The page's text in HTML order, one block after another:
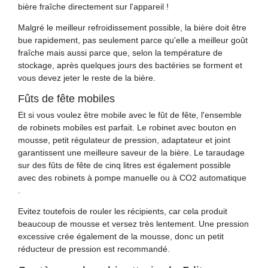
bière fraîche directement sur l'appareil !
Malgré le meilleur refroidissement possible, la bière doit être
bue rapidement, pas seulement parce qu'elle a meilleur goût
fraîche mais aussi parce que, selon la température de
stockage, après quelques jours des bactéries se forment et
vous devez jeter le reste de la bière.
Fûts de fête mobiles
Et si vous voulez être mobile avec le fût de fête, l'ensemble
de robinets mobiles est parfait. Le robinet avec bouton en
mousse, petit régulateur de pression, adaptateur et joint
garantissent une meilleure saveur de la bière. Le taraudage
sur des fûts de fête de cinq litres est également possible
avec des robinets à pompe manuelle ou à CO2 automatique
.
Evitez toutefois de rouler les récipients, car cela produit
beaucoup de mousse et versez très lentement. Une pression
excessive crée également de la mousse, donc un petit
réducteur de pression est recommandé.